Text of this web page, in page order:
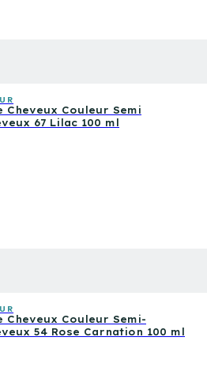
Couleur Semi
67 Lilac 100 ml
Couleur Semi-
54 Rose Carnation 100 ml